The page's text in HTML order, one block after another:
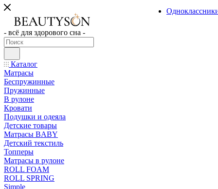
- всё для здорового сна -
Каталог
Матрасы
Беспружинные
Пружинные
В рулоне
Кровати
Подушки и одеяла
Детские товары
Матрасы BABY
Детский текстиль
Топперы
Матрасы в рулоне
ROLL FOAM
ROLL SPRING
Simple